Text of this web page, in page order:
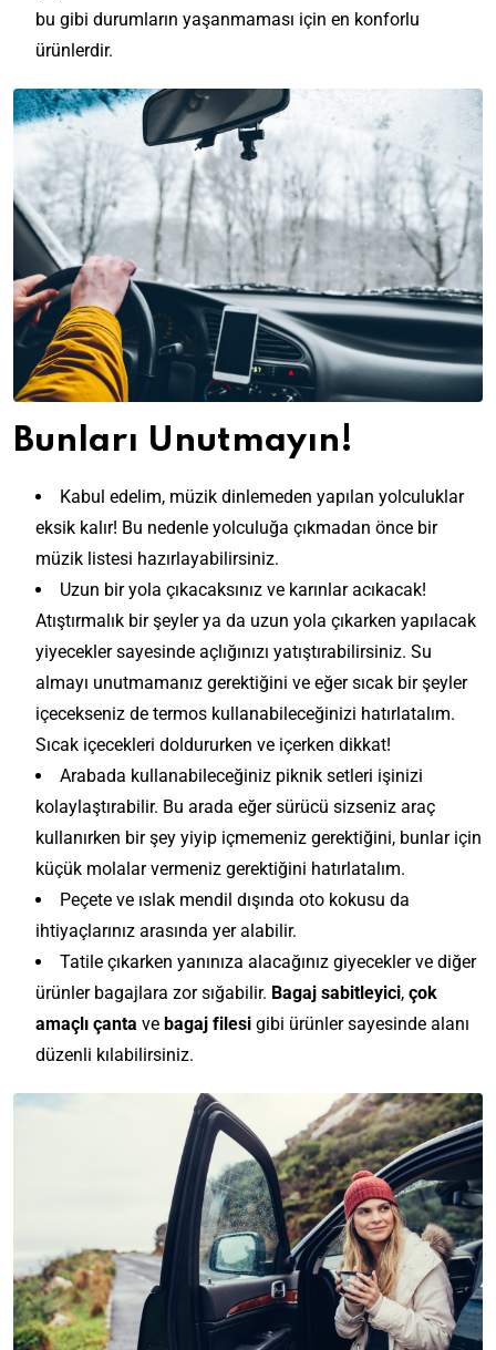
bu gibi durumların yaşanmaması için en konforlu
ürünlerdir.
Bunları Unutmayın!
Kabul edelim, müzik dinlemeden yapılan yolculuklar
eksik kalır! Bu nedenle yolculuğa çıkmadan önce bir
müzik listesi hazırlayabilirsiniz.
Uzun bir yola çıkacaksınız ve karınlar acıkacak!
Atıştırmalık bir şeyler ya da uzun yola çıkarken yapılacak
yiyecekler sayesinde açlığınızı yatıştırabilirsiniz. Su
almayı unutmamanız gerektiğini ve eğer sıcak bir şeyler
içecekseniz de termos kullanabileceğinizi hatırlatalım.
Sıcak içecekleri doldururken ve içerken dikkat!
Arabada kullanabileceğiniz piknik setleri işinizi
kolaylaştırabilir. Bu arada eğer sürücü sizseniz araç
kullanırken bir şey yiyip içmemeniz gerektiğini, bunlar için
küçük molalar vermeniz gerektiğini hatırlatalım.
Peçete ve ıslak mendil dışında oto kokusu da
ihtiyaçlarınız arasında yer alabilir.
Tatile çıkarken yanınıza alacağınız giyecekler ve diğer
ürünler bagajlara zor sığabilir. Bagaj sabitleyici, çok
amaçlı çanta ve bagaj filesi gibi ürünler sayesinde alanı
düzenli kılabilirsiniz.